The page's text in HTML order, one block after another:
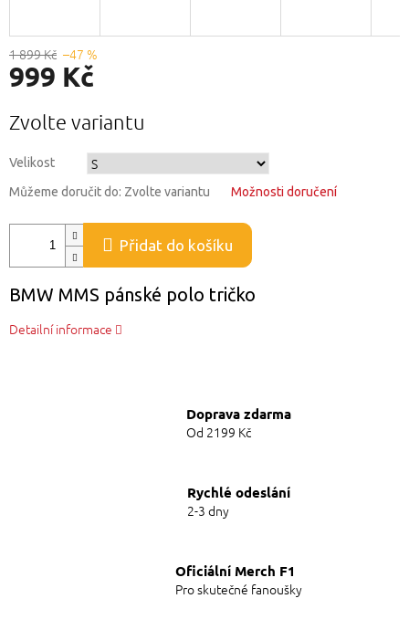
1 899 Kč –47 %
999 Kč
cena:
Zvolte variantu
Velikost
Můžeme doručit do: Zvolte variantu Možnosti doručení
Přidat do košíku
BMW MMS pánské polo tričko
Detailní informace
Doprava zdarma
Od 2199 Kč
Rychlé odeslání
2-3 dny
Oficiální Merch F1
Pro skutečné fanoušky